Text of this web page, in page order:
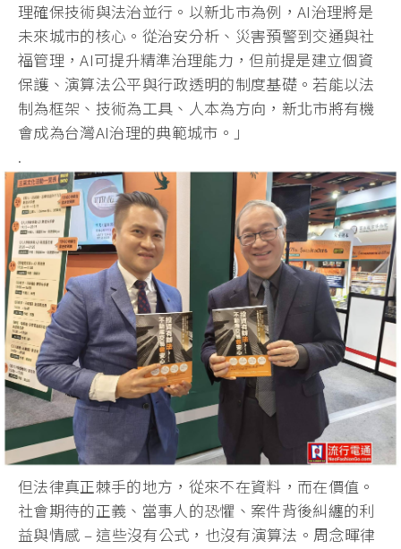
理確保技術與法治並行。 以新北市為例，AI治理將是
未來城市的核心。從治安分析、 災害預警到交通與社
福管理，AI可提升精準治理能力，但前提是建立個資
保護、演算法公平與行政透明的制度基礎。 若能以法
制為框架、技術為工具、人本為方向， 新北市將有機
會成為台灣AI治理的典範城市。」
.
但法律真正棘手的地方，從來不在資料，而在價值。
社會期待的正義、當事人的恐懼、案件背後糾纏的利
益與情感 – 這些沒有公式，也沒有演算法。周念暉律